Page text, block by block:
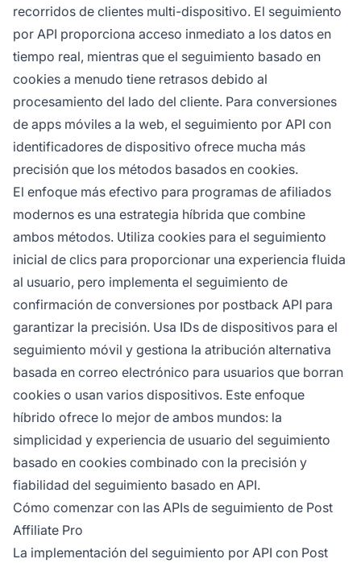
recorridos de clientes multi-dispositivo. El seguimiento
por API proporciona acceso inmediato a los datos en
tiempo real, mientras que el seguimiento basado en
cookies a menudo tiene retrasos debido al
procesamiento del lado del cliente. Para conversiones
de apps móviles a la web, el seguimiento por API con
identificadores de dispositivo ofrece mucha más
precisión que los métodos basados en cookies.
El enfoque más efectivo para programas de afiliados
modernos es una estrategia híbrida que combine
ambos métodos. Utiliza cookies para el seguimiento
inicial de clics para proporcionar una experiencia fluida
al usuario, pero implementa el seguimiento de
confirmación de conversiones por postback API para
garantizar la precisión. Usa IDs de dispositivos para el
seguimiento móvil y gestiona la atribución alternativa
basada en correo electrónico para usuarios que borran
cookies o usan varios dispositivos. Este enfoque
híbrido ofrece lo mejor de ambos mundos: la
simplicidad y experiencia de usuario del seguimiento
basado en cookies combinado con la precisión y
fiabilidad del seguimiento basado en API.
Cómo comenzar con las APIs de seguimiento de Post
Affiliate Pro
La implementación del seguimiento por API con Post